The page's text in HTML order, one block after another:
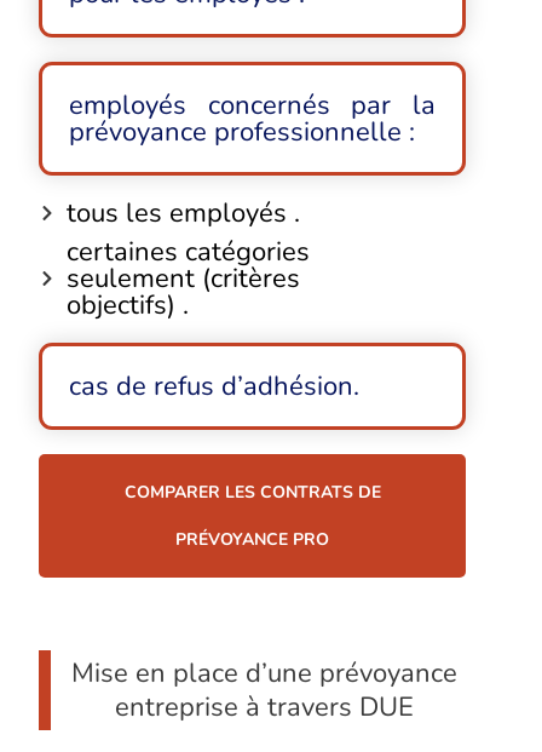
employés concernés par la
prévoyance professionnelle :
tous les employés .
certaines catégories
seulement (critères
objectifs) .
cas de refus d’adhésion.
COMPARER LES CONTRATS DE
PRÉVOYANCE PRO
Mise en place d’une prévoyance
entreprise à travers DUE